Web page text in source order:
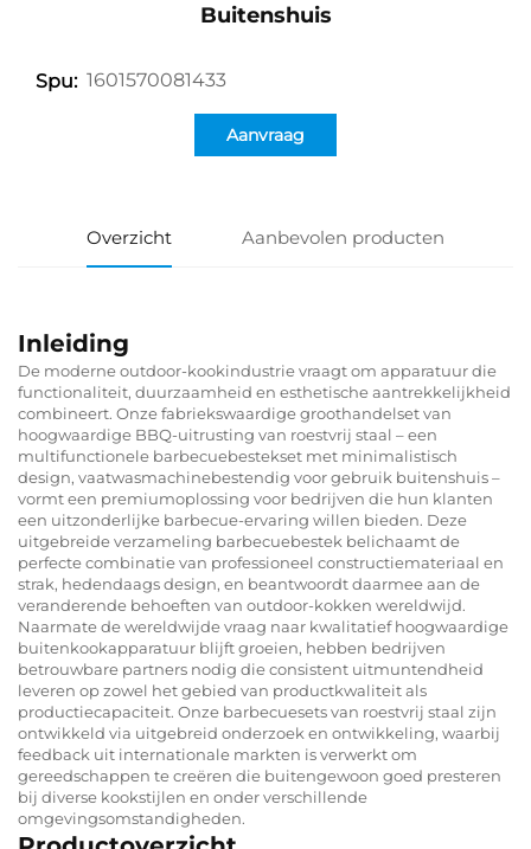
Buitenshuis
Spu: 1601570081433
Aanvraag
Overzicht Aanbevolen producten
Inleiding
De moderne outdoor-kookindustrie vraagt om apparatuur die
functionaliteit, duurzaamheid en esthetische aantrekkelijkheid
combineert. Onze fabriekswaardige groothandelset van
hoogwaardige BBQ-uitrusting van roestvrij staal – een
multifunctionele barbecuebestekset met minimalistisch
design, vaatwasmachinebestendig voor gebruik buitenshuis –
vormt een premiumoplossing voor bedrijven die hun klanten
een uitzonderlijke barbecue-ervaring willen bieden. Deze
uitgebreide verzameling barbecuebestek belichaamt de
perfecte combinatie van professioneel constructiemateriaal en
strak, hedendaags design, en beantwoordt daarmee aan de
veranderende behoeften van outdoor-kokken wereldwijd.
Naarmate de wereldwijde vraag naar kwalitatief hoogwaardige
buitenkookapparatuur blijft groeien, hebben bedrijven
betrouwbare partners nodig die consistent uitmuntendheid
leveren op zowel het gebied van productkwaliteit als
productiecapaciteit. Onze barbecuesets van roestvrij staal zijn
ontwikkeld via uitgebreid onderzoek en ontwikkeling, waarbij
feedback uit internationale markten is verwerkt om
gereedschappen te creëren die buitengewoon goed presteren
bij diverse kookstijlen en onder verschillende
omgevingsomstandigheden.